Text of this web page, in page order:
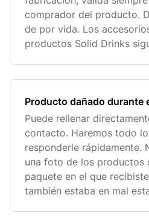
comprador del producto.
de por vida. Los
productos Solid Drinks
Producto dañado durante
Puede rellenar
contacto. Haremos todo
responderle rápidamente.
una foto de los productos
paquete en el que
también estaba en mal